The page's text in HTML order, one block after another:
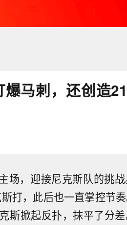
马刺，还创造
场，迎接尼克斯队的挑
打，此后也一直掌控节奏
斯掀起反扑，抹平了分